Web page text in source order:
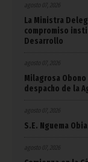
agosto 07, 2026
La Ministra
compromiso
Desarrollo
agosto 07, 2026
Milagrosa
despacho de la
agosto 07, 2026
S.E. Nguema
agosto 07, 2026